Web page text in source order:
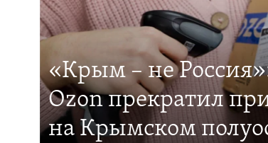
«Крым – не
Ozon прекратил
на Крымском